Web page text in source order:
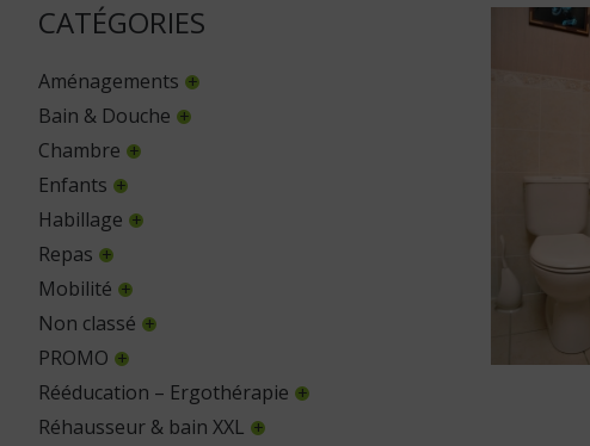
CATÉGORIES
Aménagements
Bain & Douche
Chambre
Enfants
Habillage
Repas
Mobilité
Non classé
PROMO
Rééducation – Ergothérapie
Réhausseur & bain XXL